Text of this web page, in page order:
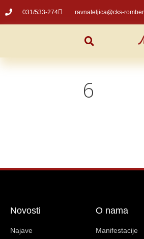
031/533-274 ravnateljica@cks-
6
Novosti
Najave
O nama
Manifestacije